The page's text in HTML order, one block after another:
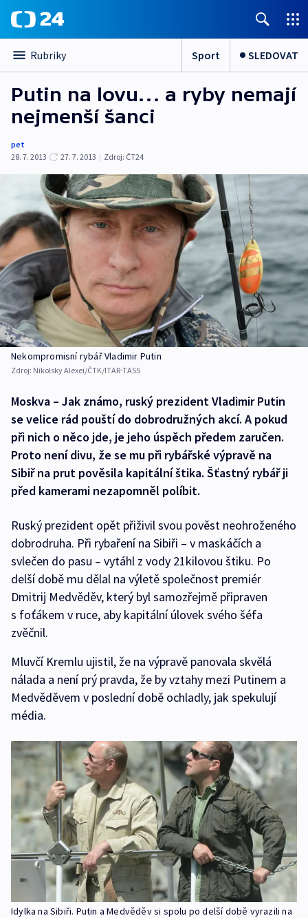
Rubriky Sport SLEDOVAT
Putin na lovu… a ryby nemají
nejmenší šanci
pet
28. 7. 2013
27. 7. 2013 | Zdroj: ČT24
Nekompromisní rybář Vladimir Putin
Zdroj: Nikolsky Alexei/ČTK/ITAR-TASS
Moskva – Jak známo, ruský prezident Vladimir Putin
se velice rád pouští do dobrodružných akcí. A pokud
při nich o něco jde, je jeho úspěch předem zaručen.
Proto není divu, že se mu při rybářské výpravě na
Sibiř na prut pověsila kapitální štika. Šťastný rybář ji
před kamerami nezapomněl políbit.
Ruský prezident opět přiživil svou pověst neohroženého
dobrodruha. Při rybaření na Sibiři – v maskáčích a
svlečen do pasu – vytáhl z vody 21kilovou štiku. Po
delší době mu dělal na výletě společnost premiér
Dmitrij Medvěděv, který byl samozřejmě připraven
s foťákem v ruce, aby kapitální úlovek svého šéfa
zvěčnil.
Mluvčí Kremlu ujistil, že na výpravě panovala skvělá
nálada a není prý pravda, že by vztahy mezi Putinem a
Medvěděvem v poslední době ochladly, jak spekulují
média.
Idylka na Sibiři. Putin a Medvěděv si spolu po delší době vyrazili na